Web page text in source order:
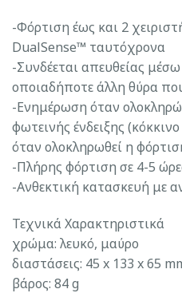
-Φόρτιση έως και 2
DualSense™ ταυτόχρονα
-Συνδέεται απευθείας
οποιαδήποτε άλλη θύρα
-Ενημέρωση όταν
φωτεινής ένδειξης
όταν ολοκληρωθεί η
-Πλήρης φόρτιση σε 4-5
-Ανθεκτική κατασκευή με
Τεχνικά Χαρακτηριστικά
χρώμα: λευκό, μαύρο
διαστάσεις: 45 x 133 x 65
βάρος: 84 g